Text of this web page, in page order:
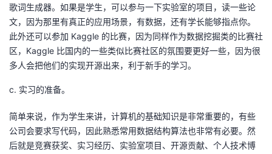
歌词生成器。如果是学生，可以参与一下实验室的项目，读一些论
文，因为那里有真正的应用场景，有数据，还有学长能够指点你。
此外还可以参加 Kaggle 的比赛，因为同样作为数据挖掘类的比赛社
区，Kaggle 比国内的一些类似比赛社区的氛围要更好一些，因为很
多人会把他们的实现开源出来，利于新手的学习。
c. 实习的准备。
简单来说，作为学生来讲，计算机的基础知识是非常重要的，有些
公司会要求写代码，因此熟悉常用数据结构算法也非常有必要。然
后就是竞赛获奖、实习经历、实验室项目、开源贡献、个人技术博